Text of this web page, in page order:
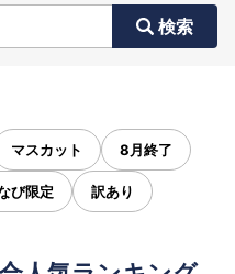
検索
マスカット 8月終了
び限定 訳あり